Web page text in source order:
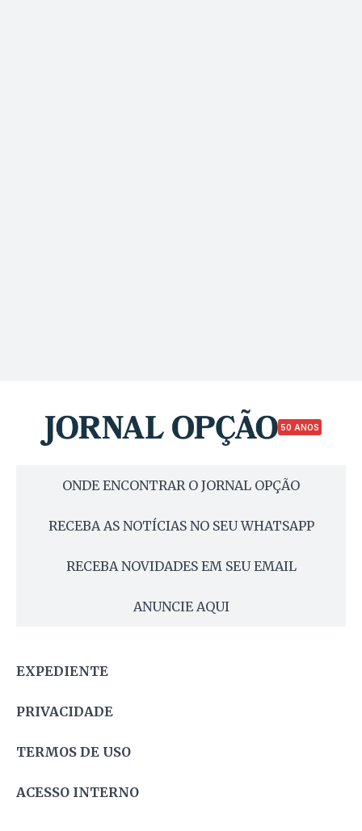
50 ANOS
ONDE ENCONTRAR O JORNAL OPÇÃO
RECEBA AS NOTÍCIAS NO SEU WHATSAPP
RECEBA NOVIDADES EM SEU EMAIL
ANUNCIE AQUI
EXPEDIENTE
PRIVACIDADE
TERMOS DE USO
ACESSO INTERNO